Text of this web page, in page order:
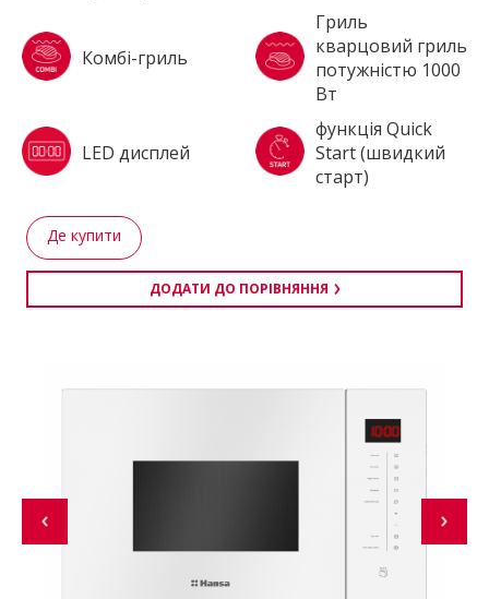
Комбі-гриль
Гриль
кварцовий гриль
потужністю 1000
Вт
LED дисплей
функція Quick
Start (швидкий
старт)
Де купити
ДОДАТИ ДО ПОРІВНЯННЯ